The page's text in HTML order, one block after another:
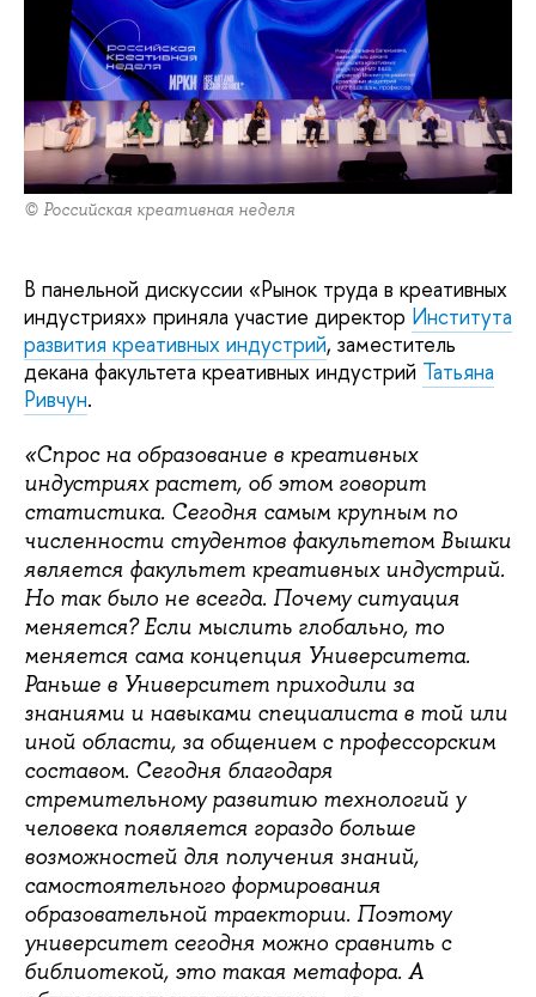
© Российская креативная неделя
В панельной дискуссии «Рынок труда в креативных
индустриях» приняла участие директор Института
развития креативных индустрий, заместитель
декана факультета креативных индустрий Татьяна
Ривчун.
«Спрос на образование в креативных
индустриях растет, об этом говорит
статистика. Сегодня самым крупным по
численности студентов факультетом Вышки
является факультет креативных индустрий.
Но так было не всегда. Почему ситуация
меняется? Если мыслить глобально, то
меняется сама концепция Университета.
Раньше в Университет приходили за
знаниями и навыками специалиста в той или
иной области, за общением с профессорским
составом. Сегодня благодаря
стремительному развитию технологий у
человека появляется гораздо больше
возможностей для получения знаний,
самостоятельного формирования
образовательной траектории. Поэтому
университет сегодня можно сравнить с
библиотекой, это такая метафора. А